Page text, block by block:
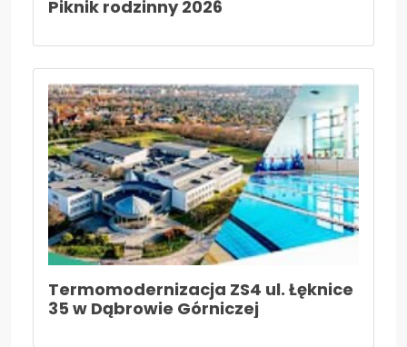
Piknik rodzinny 2026
Termomodernizacja ZS4 ul. Łęknice
35 w Dąbrowie Górniczej